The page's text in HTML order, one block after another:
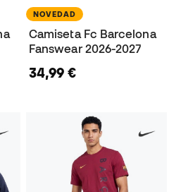
NOVEDAD
Camiseta Fc Barcelona
Fanswear 2026-2027
34,99 €